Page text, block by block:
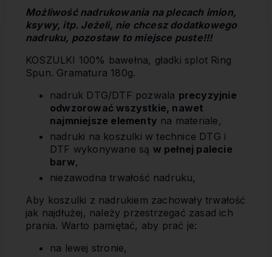
Możliwość nadrukowania na plecach imion,
ksywy, itp. Jeżeli, nie chcesz dodatkowego
nadruku, pozostaw to miejsce puste!!!
KOSZULKI 100% bawełna, gładki splot Ring
Spun. Gramatura 180g.
nadruk DTG/DTF pozwala precyzyjnie
odwzorować wszystkie, nawet
najmniejsze elementy na materiale,
nadruki na koszulki w technice DTG i
DTF wykonywane są w pełnej palecie
barw,
niezawodna trwałość nadruku,
Aby koszulki z nadrukiem zachowały trwałość
jak najdłużej, należy przestrzegać zasad ich
prania. Warto pamiętać, aby prać je:
na lewej stronie,